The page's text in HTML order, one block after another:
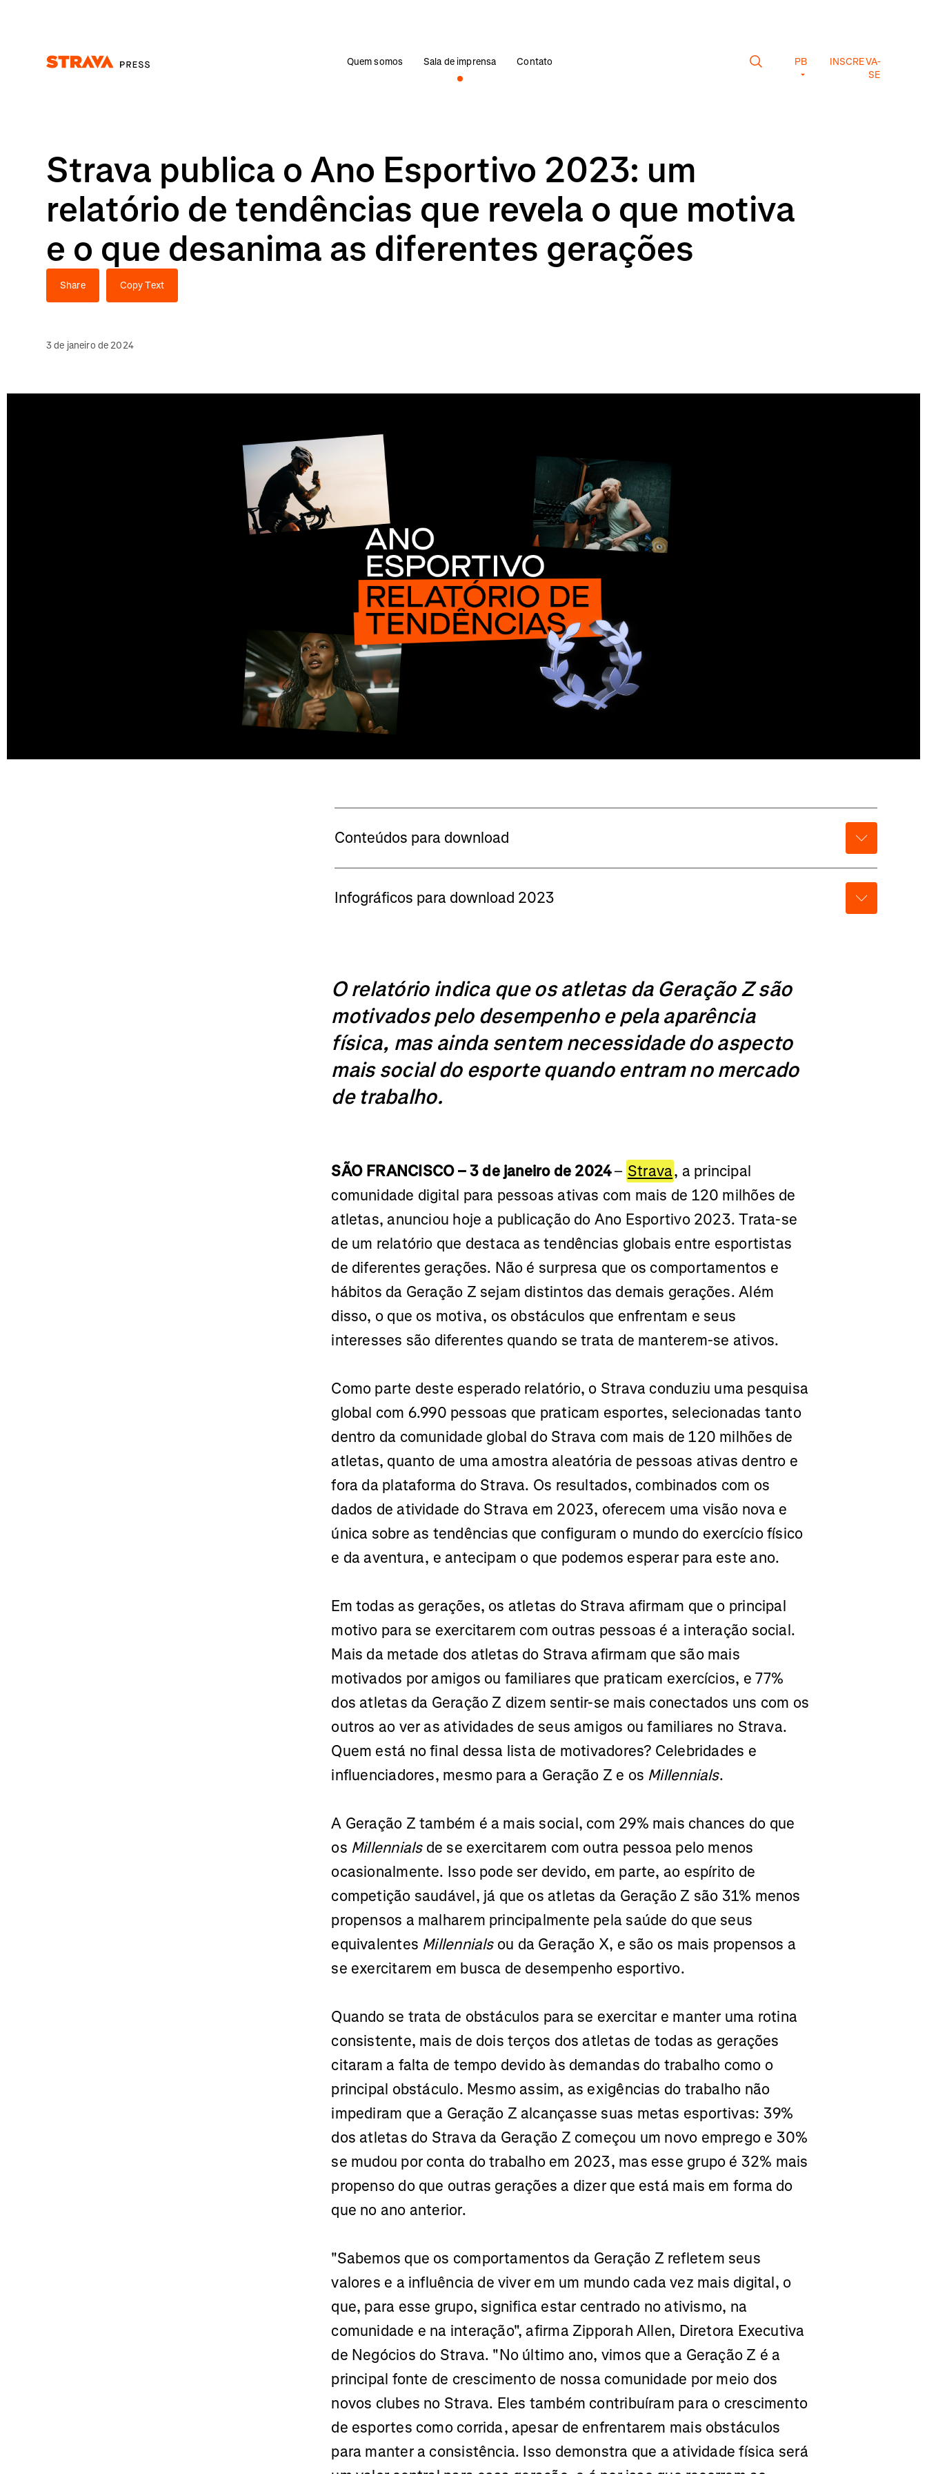
Quem somos Sala de imprensa Contato PB
INSCREVA-
SE
Strava publica o Ano Esportivo 2023: um
relatório de tendências que revela o que motiva
e o que desanima as diferentes gerações
Share Copy Text
3 de janeiro de 2024
Conteúdos para download
Infográficos para download 2023
O relatório indica que os atletas da Geração Z são
motivados pelo desempenho e pela aparência
física, mas ainda sentem necessidade do aspecto
mais social do esporte quando entram no mercado
de trabalho.
SÃO FRANCISCO – 3 de janeiro de 2024– Strava, a principal
comunidade digital para pessoas ativas com mais de 120 milhões de
atletas, anunciou hoje a publicação do Ano Esportivo 2023. Trata-se
de um relatório que destaca as tendências globais entre esportistas
de diferentes gerações. Não é surpresa que os comportamentos e
hábitos da Geração Z sejam distintos das demais gerações. Além
disso, o que os motiva, os obstáculos que enfrentam e seus
interesses são diferentes quando se trata de manterem-se ativos.
Como parte deste esperado relatório, o Strava conduziu uma pesquisa
global com 6.990 pessoas que praticam esportes, selecionadas tanto
dentro da comunidade global do Strava com mais de 120 milhões de
atletas, quanto de uma amostra aleatória de pessoas ativas dentro e
fora da plataforma do Strava. Os resultados, combinados com os
dados de atividade do Strava em 2023, oferecem uma visão nova e
única sobre as tendências que configuram o mundo do exercício físico
e da aventura, e antecipam o que podemos esperar para este ano.
Em todas as gerações, os atletas do Strava afirmam que o principal
motivo para se exercitarem com outras pessoas é a interação social.
Mais da metade dos atletas do Strava afirmam que são mais
motivados por amigos ou familiares que praticam exercícios, e 77%
dos atletas da Geração Z dizem sentir-se mais conectados uns com os
outros ao ver as atividades de seus amigos ou familiares no Strava.
Quem está no final dessa lista de motivadores? Celebridades e
influenciadores, mesmo para a Geração Z e os Millennials.
A Geração Z também é a mais social, com 29% mais chances do que
os Millennialsde se exercitarem com outra pessoa pelo menos
ocasionalmente. Isso pode ser devido, em parte, ao espírito de
competição saudável, já que os atletas da Geração Z são 31% menos
propensos a malharem principalmente pela saúde do que seus
equivalentes Millennialsou da Geração X, e são os mais propensos a
se exercitarem em busca de desempenho esportivo.
Quando se trata de obstáculos para se exercitar e manter uma rotina
consistente, mais de dois terços dos atletas de todas as gerações
citaram a falta de tempo devido às demandas do trabalho como o
principal obstáculo. Mesmo assim, as exigências do trabalho não
impediram que a Geração Z alcançasse suas metas esportivas: 39%
dos atletas do Strava da Geração Z começou um novo emprego e 30%
se mudou por conta do trabalho em 2023, mas esse grupo é 32% mais
propenso do que outras gerações a dizer que está mais em forma do
que no ano anterior.
"Sabemos que os comportamentos da Geração Z refletem seus
valores e a influência de viver em um mundo cada vez mais digital, o
que, para esse grupo, significa estar centrado no ativismo, na
comunidade e na interação", afirma Zipporah Allen, Diretora Executiva
de Negócios do Strava. "No último ano, vimos que a Geração Z é a
principal fonte de crescimento de nossa comunidade por meio dos
novos clubes no Strava. Eles também contribuíram para o crescimento
de esportes como corrida, apesar de enfrentarem mais obstáculos
para manter a consistência. Isso demonstra que a atividade física será